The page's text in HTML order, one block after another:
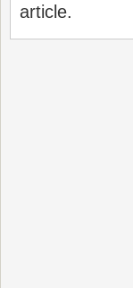
article.